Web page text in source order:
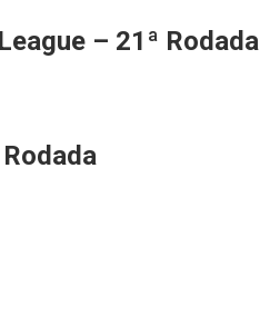
– 21ª Rodada